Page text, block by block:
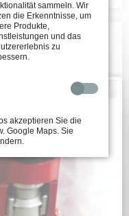
Sie die
Sie können die
sammeln. Wir
die Erkenntnisse, um
Produkte,
und das
zu
akzeptieren Sie die
Google Maps. Sie